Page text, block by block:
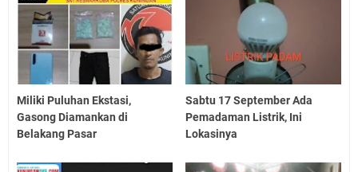
Miliki Puluhan Ekstasi,
Gasong Diamankan di
Belakang Pasar
Sabtu 17 September Ada
Pemadaman Listrik, Ini
Lokasinya